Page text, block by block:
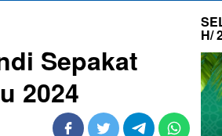
Sepakat
2024
H/